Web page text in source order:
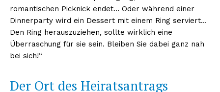
romantischen Picknick endet… Oder während einer
Dinnerparty wird ein Dessert mit einem Ring serviert…
Den Ring herauszuziehen, sollte wirklich eine
Überraschung für sie sein. Bleiben Sie dabei ganz nah
bei sich!“
Der Ort des Heiratsantrags